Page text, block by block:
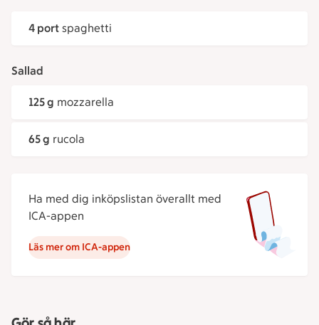
4 port spaghetti
Sallad
125 g mozzarella
65 g rucola
Ha med dig inköpslistan överallt med
ICA-appen
Läs mer om ICA-appen